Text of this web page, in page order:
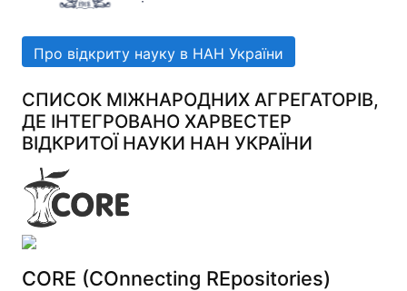
Про відкриту науку в НАН України
СПИСОК МІЖНАРОДНИХ АГРЕГАТОРІВ,
ДЕ ІНТЕГРОВАНО ХАРВЕСТЕР
ВІДКРИТОЇ НАУКИ НАН УКРАЇНИ
CORE (COnnecting REpositories)